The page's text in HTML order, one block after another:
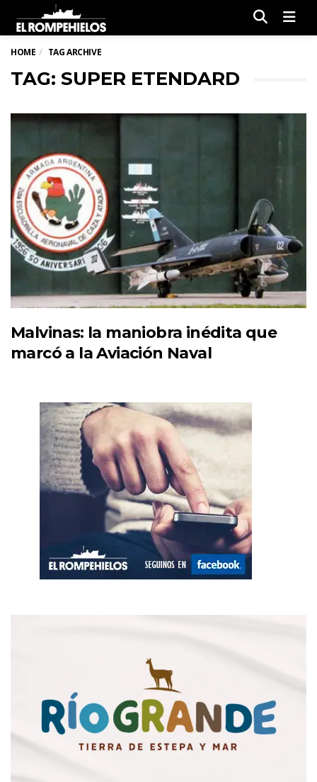
HOME TAG ARCHIVE
TAG: SUPER ETENDARD
Malvinas: la maniobra inédita que
marcó a la Aviación Naval